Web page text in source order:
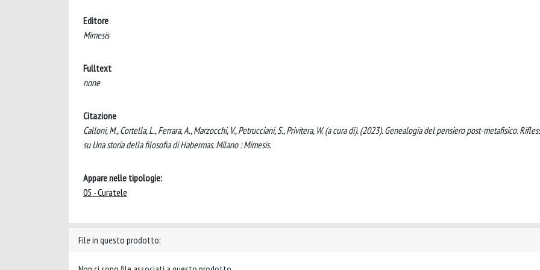
Editore
Mimesis
Fulltext
none
Citazione
Calloni, M., Cortella, L., Ferrara, A., Marzocchi, V., Petrucciani, S., Privitera, W. (a cura di). (2023). Genealogia del pensiero post-metafisico.
su Una storia della filosofia di Habermas. Milano : Mimesis.
Appare nelle tipologie:
05 - Curatele
File in questo prodotto: